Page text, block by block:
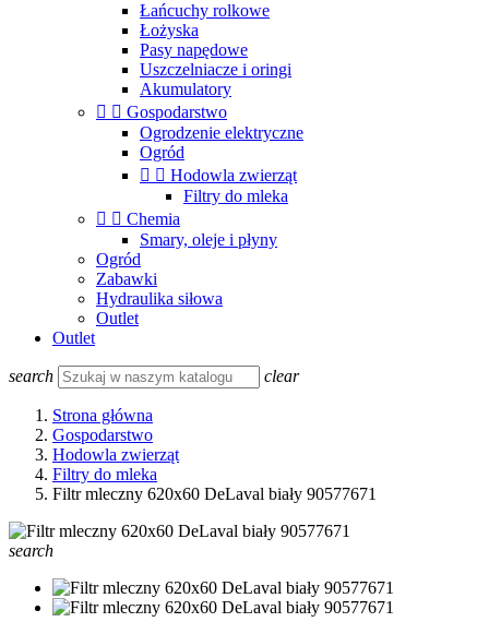
Łańcuchy rolkowe
Łożyska
Pasy napędowe
Uszczelniacze i oringi
Akumulatory
  Gospodarstwo
Ogrodzenie elektryczne
Ogród
  Hodowla zwierząt
Filtry do mleka
  Chemia
Smary, oleje i płyny
Ogród
Zabawki
Hydraulika siłowa
Outlet
Outlet
search clear
Strona główna
Gospodarstwo
Hodowla zwierząt
Filtry do mleka
Filtr mleczny 620x60 DeLaval biały 90577671
search